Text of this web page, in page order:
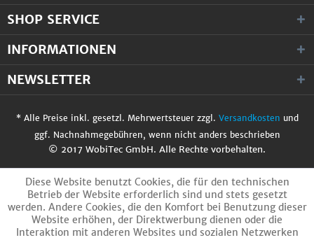
SHOP SERVICE
INFORMATIONEN
NEWSLETTER
* Alle Preise inkl. gesetzl. Mehrwertsteuer zzgl. Versandkosten und
ggf. Nachnahmegebühren, wenn nicht anders beschrieben
© 2017 WobiTec GmbH. Alle Rechte vorbehalten.
Diese Website benutzt Cookies, die für den technischen
Betrieb der Website erforderlich sind und stets gesetzt
werden. Andere Cookies, die den Komfort bei Benutzung dieser
Website erhöhen, der Direktwerbung dienen oder die
Interaktion mit anderen Websites und sozialen Netzwerken